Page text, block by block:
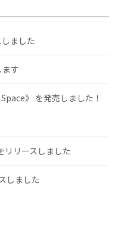
ました
す
》 を発売しました！
リリースしました
しました